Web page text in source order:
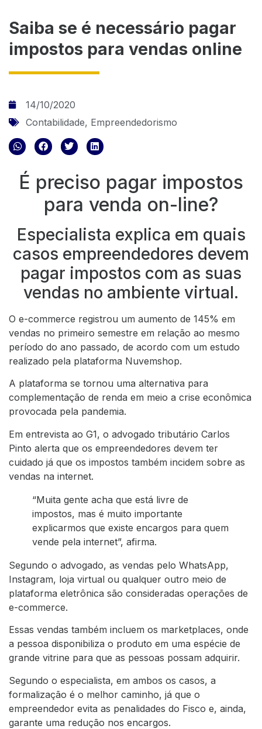
Saiba se é necessário pagar
impostos para vendas online
14/10/2020
Contabilidade, Empreendedorismo
É preciso pagar impostos
para venda on-line?
Especialista explica em quais
casos empreendedores devem
pagar impostos com as suas
vendas no ambiente virtual.
O e-commerce registrou um aumento de 145% em
vendas no primeiro semestre em relação ao mesmo
período do ano passado, de acordo com um estudo
realizado pela plataforma Nuvemshop.
A plataforma se tornou uma alternativa para
complementação de renda em meio a crise econômica
provocada pela pandemia.
Em entrevista ao G1, o advogado tributário Carlos
Pinto alerta que os empreendedores devem ter
cuidado já que os impostos também incidem sobre as
vendas na internet.
“Muita gente acha que está livre de
impostos, mas é muito importante
explicarmos que existe encargos para quem
vende pela internet”, afirma.
Segundo o advogado, as vendas pelo WhatsApp,
Instagram, loja virtual ou qualquer outro meio de
plataforma eletrônica são consideradas operações de
e-commerce.
Essas vendas também incluem os marketplaces, onde
a pessoa disponibiliza o produto em uma espécie de
grande vitrine para que as pessoas possam adquirir.
Segundo o especialista, em ambos os casos, a
formalização é o melhor caminho, já que o
empreendedor evita as penalidades do Fisco e, ainda,
garante uma redução nos encargos.